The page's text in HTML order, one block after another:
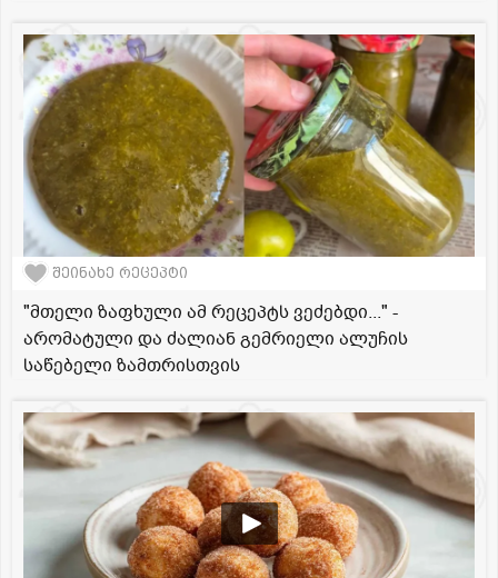
შეინახე რეცეპტი
"მთელი ზაფხული ამ რეცეპტს ვეძებდი..." -
არომატული და ძალიან გემრიელი ალუჩის
საწებელი ზამთრისთვის